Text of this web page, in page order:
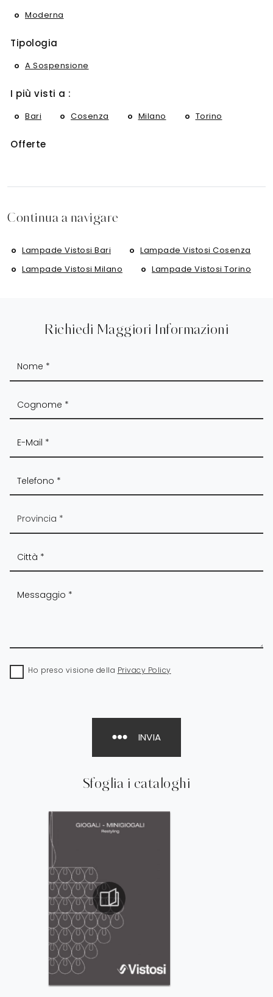
Moderna
Tipologia
A Sospensione
I più visti a :
Bari Cosenza Milano Torino
Offerte
Continua a navigare
Lampade Vistosi Bari
Lampade Vistosi Cosenza
Lampade Vistosi Milano
Lampade Vistosi Torino
Sfoglia i cataloghi
Richiedi Maggiori Informazioni
Ho preso visione della Privacy Policy
INVIA